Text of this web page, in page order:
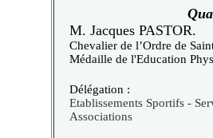
M. Jacques PASTOR.
Chevalier de l’Ordre de
Médaille de l'Education
Délégation :
Etablissements Sportifs -
Associations